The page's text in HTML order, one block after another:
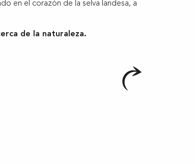
en el corazón de la selva landesa, a
de la naturaleza.